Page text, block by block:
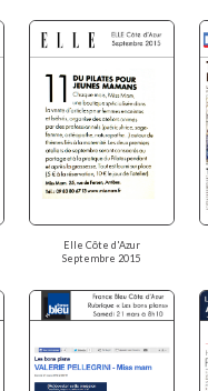
Elle Côte d'Azur
Septembre 2015